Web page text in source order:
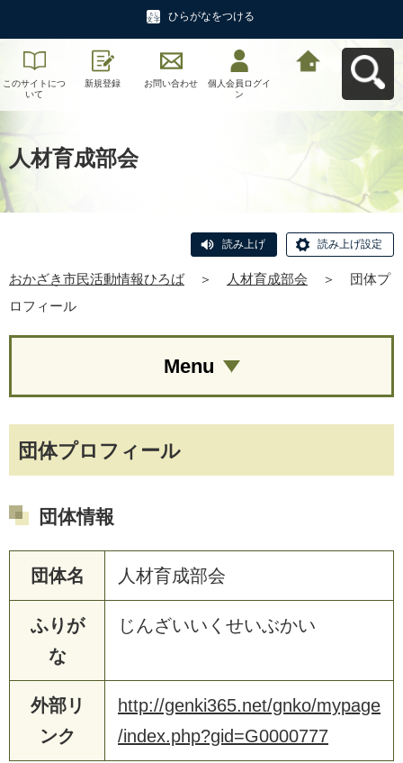
ひらがなをつける
このサイトにつ
いて
新規登録 お問い合わせ
個人会員ログイ
ン
人材育成部会
読み上げ 読み上げ設定
おかざき市民活動情報ひろば ＞ 人材育成部会 ＞
団体プ
ロフィール
団体プロフィール
団体情報
団体名 人材育成部会
ふりが
な
じんざいいくせいぶかい
外部リ
ンク
http://genki365.net/gnko/mypage
/index.php?gid=G0000777
Menu